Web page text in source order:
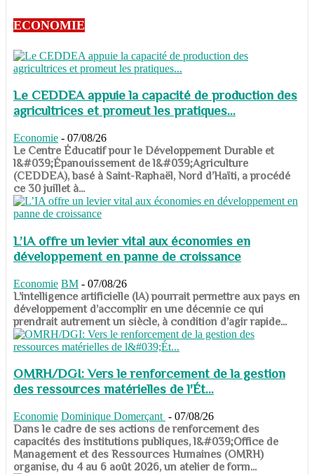
ECONOMIE
Le CEDDEA appuie la capacité de production des
agricultrices et promeut les pratiques...
Economie - 07/08/26
​​​​​​​Le Centre Éducatif pour le Développement Durable et
l&#039;Épanouissement de l&#039;Agriculture
(CEDDEA), basé à Saint-Raphaël, Nord d’Haïti, a procédé
ce 30 juillet à...
L’IA offre un levier vital aux économies en
développement en panne de croissance
Economie BM - 07/08/26
​​​​​​​L’intelligence artificielle (IA) pourrait permettre aux pays en
développement d’accomplir en une décennie ce qui
prendrait autrement un siècle, à condition d’agir rapide...
OMRH/DGI: Vers le renforcement de la gestion
des ressources matérielles de l'Ét...
Economie Dominique Domerçant - 07/08/26
Dans le cadre de ses actions de renforcement des
capacités des institutions publiques, l&#039;Office de
Management et des Ressources Humaines (OMRH)
organise, du 4 au 6 août 2026, un atelier de form...